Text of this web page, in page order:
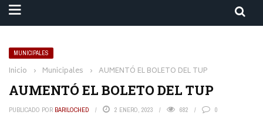
MUNICIPALES
Inicio › Municipales › AUMENTÓ EL BOLETO DEL TUP
AUMENTÓ EL BOLETO DEL TUP
PUBLICADO POR BARILOCHED 2 ENERO, 2023 682 0